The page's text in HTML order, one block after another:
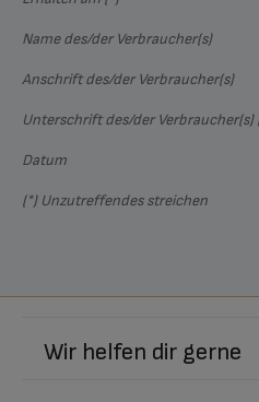
Name des/der Verbraucher(s)
Anschrift des/der Verbraucher(s)
Unterschrift des/der
Datum
(*) Unzutreffendes streichen
Wir helfen dir gerne